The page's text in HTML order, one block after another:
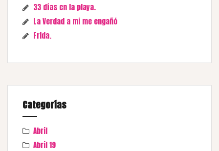
33 días en la playa.
La Verdad a mi me engañó
Frida.
Categorías
Abril
Abril 19